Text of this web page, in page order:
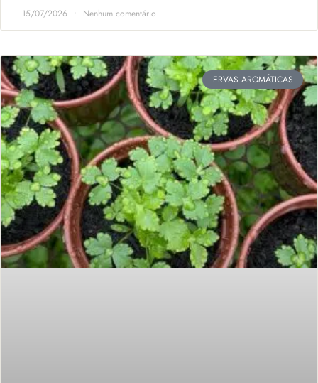
15/07/2026 Nenhum comentário
ERVAS AROMÁTICAS